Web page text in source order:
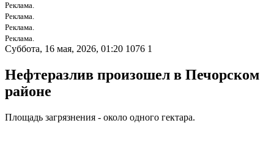
Реклама.
Реклама.
Реклама.
Реклама.
Суббота, 16 мая, 2026, 01:20 1076 1
Нефтеразлив произошел в Печорском
районе
Площадь загрязнения - около одного гектара.